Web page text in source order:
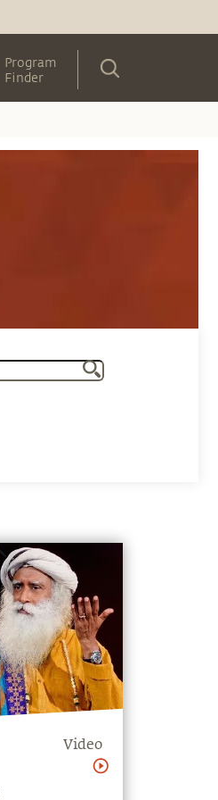
Program
Finder
Video